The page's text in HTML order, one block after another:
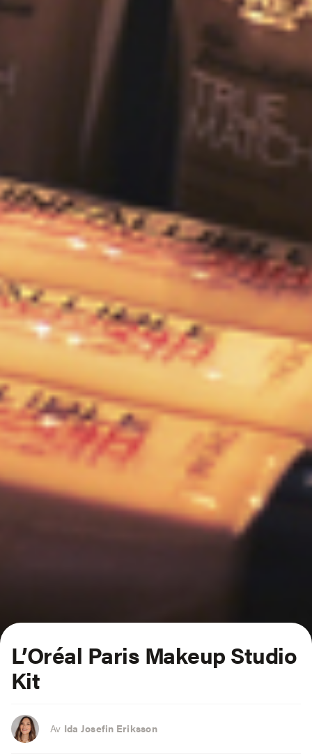
L’Oréal Paris Makeup Studio
Kit
Av Ida Josefin Eriksson